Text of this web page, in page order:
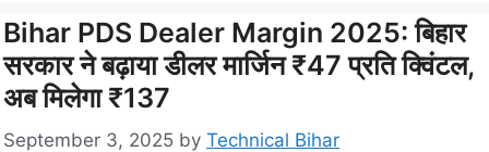
Bihar PDS Dealer Margin 2025: बिहार
सरकार ने बढ़ाया डीलर मार्जिन ₹47 प्रति क्विंटल,
अब मिलेगा ₹137
September 3, 2025 by Technical Bihar